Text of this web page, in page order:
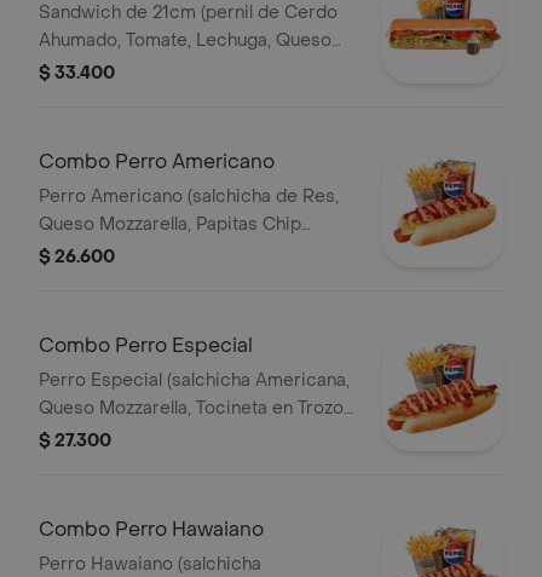
Sandwich de 21cm (pernil de Cerdo
Ahumado, Tomate, Lechuga, Queso
Mozzarella y Salsa de Ajo) Papa
$ 33.400
Combo Perro Americano
Perro Americano (salchicha de Res,
Queso Mozzarella, Papitas Chip
Trituradas, Cebolla, Salsa Roja, Salsa
$ 26.600
Combo Perro Especial
Perro Especial (salchicha Americana,
Queso Mozzarella, Tocineta en Trozos,
Papitas Chips Trituradas, Salsa Roja y
$ 27.300
Combo Perro Hawaiano
Perro Hawaiano (salchicha